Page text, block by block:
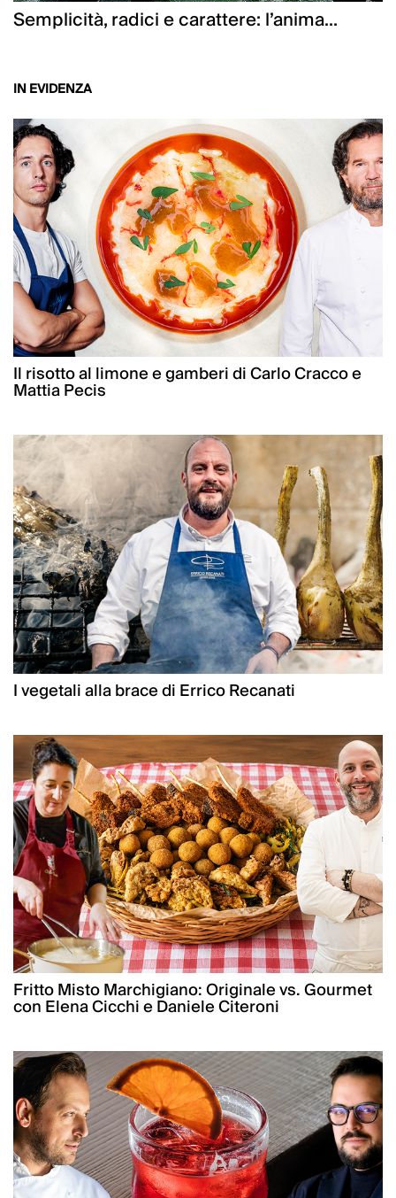
Semplicità, radici e carattere: l’anima...
IN EVIDENZA
Il risotto al limone e gamberi di Carlo Cracco e
Mattia Pecis
I vegetali alla brace di Errico Recanati
Fritto Misto Marchigiano: Originale vs. Gourmet
con Elena Cicchi e Daniele Citeroni